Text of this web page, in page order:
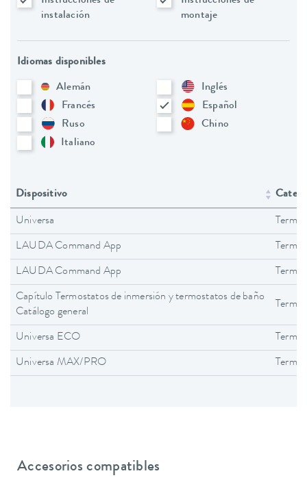
instalación
montaje
Idiomas disponibles
Alemán
Inglés
Francés
Español
Ruso
Chino
Italiano
Dispositivo
Universa
LAUDA Command App
LAUDA Command App
Capítulo Termostatos de inmersión y termostatos de baño
Catálogo general
Universa ECO
Universa MAX/PRO
Accesorios compatibles